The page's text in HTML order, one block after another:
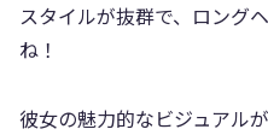
スタイルが抜群で、ロング
ね！
彼女の魅力的なビジュアル